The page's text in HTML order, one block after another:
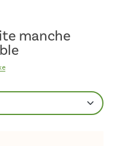
manche